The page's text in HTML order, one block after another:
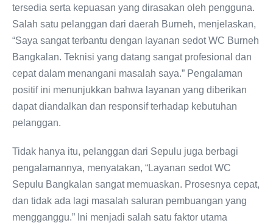
tersedia serta kepuasan yang dirasakan oleh pengguna.
Salah satu pelanggan dari daerah Burneh, menjelaskan,
“Saya sangat terbantu dengan layanan sedot WC Burneh
Bangkalan. Teknisi yang datang sangat profesional dan
cepat dalam menangani masalah saya.” Pengalaman
positif ini menunjukkan bahwa layanan yang diberikan
dapat diandalkan dan responsif terhadap kebutuhan
pelanggan.
Tidak hanya itu, pelanggan dari Sepulu juga berbagi
pengalamannya, menyatakan, “Layanan sedot WC
Sepulu Bangkalan sangat memuaskan. Prosesnya cepat,
dan tidak ada lagi masalah saluran pembuangan yang
mengganggu.” Ini menjadi salah satu faktor utama